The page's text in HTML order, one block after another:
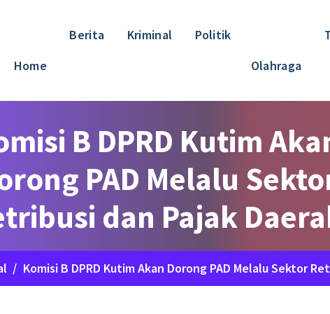
Home
Berita Kriminal
Politik
Olahraga
B DPRD Kutim
PAD Melalu
dan Pajak
/ Komisi B DPRD Kutim Akan Dorong PAD Melalu Sektor